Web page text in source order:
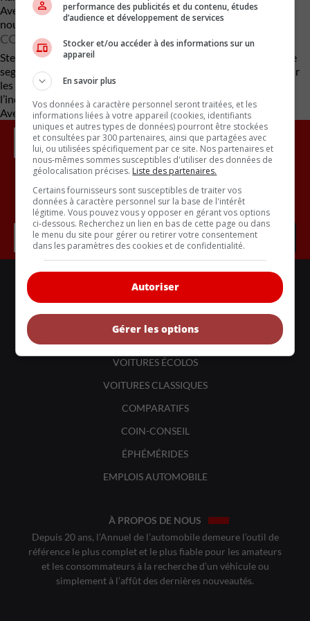
Avec cette annonce, Ram s’apprête à relancer laDakota
nouvelle gamme conçue spécifiquement pour les États-Unis.
CONCLUSION
Stellantis mise sur ce projet pour revitaliser sa présence dans le
segment des pick-up intermédiaires, en alignant sa stratégie sur
les attentes des consommateurs américains et en renforçant
l’industrie locale.
Avec des renseignements d’Automotive News
Inscrivez vous à l'infolettre.
ACTUALITÉS
BANCS D'ESSAIS
VOITURES ÉCOLOS
VOITURES CLASSIQUES
COMPARATIFS
COIN-CONSEIL
ÉPHÉMÉRIDES
EMPLOIS AUTOMOBILE
À PROPOS DE NOUS
Depuis 20 ans, l’Annuel de l’automobile demeure l’outil de
référence le plus complet et le plus fiable pour les amateurs
et les consommateurs à la recherche d’un véhicule ou
simplement à l’affût des dernières nouveautés.
performance des publicités et du contenu, études
d’audience et développement de services
Stocker et/ou accéder à des informations sur un
appareil
En savoir plus
Vos données à caractère personnel seront traitées, et les
informations liées à votre appareil (cookies, identifiants
uniques et autres types de données) pourront être stockées
et consultées par 300 partenaires, ainsi que partagées avec
lui, ou utilisées spécifiquement par ce site. Nos partenaires et
nous-mêmes sommes susceptibles d'utiliser des données de
géolocalisation précises. Liste des partenaires.
Certains fournisseurs sont susceptibles de traiter vos
données à caractère personnel sur la base de l'intérêt
légitime. Vous pouvez vous y opposer en gérant vos options
ci-dessous. Recherchez un lien en bas de cette page ou dans
le menu du site pour gérer ou retirer votre consentement
dans les paramètres des cookies et de confidentialité.
Autoriser
Gérer les options